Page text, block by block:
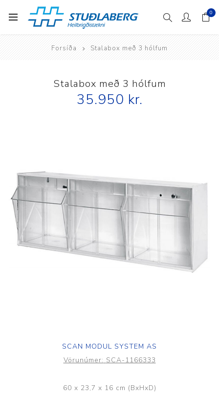
0
Forsíða Stalabox með 3 hólfum
Stalabox með 3 hólfum
35.950 kr.
SCAN MODUL SYSTEM AS
Vörunúmer: SCA-1166333
60 x 23,7 x 16 cm (BxHxD)